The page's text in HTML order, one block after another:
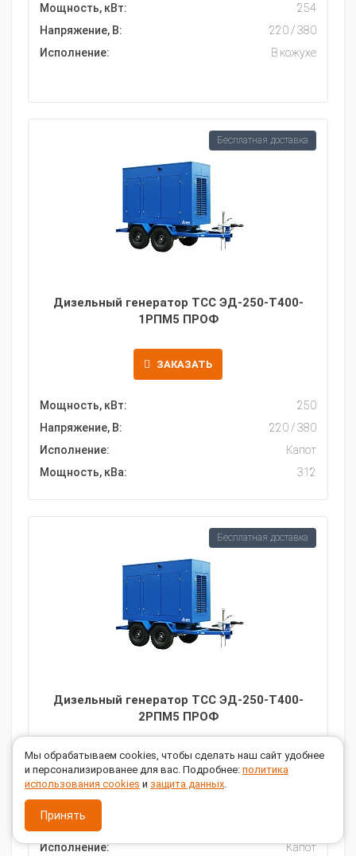
Мощность, кВт:
254
Напряжение, В:
220 / 380
Исполнение:
В кожухе
Дизельный генератор ТСС ЭД-250-Т400-
1РПМ5 ПРОФ
ЗАКАЗАТЬ
Мощность, кВт:
250
Напряжение, В:
220 / 380
Исполнение:
Капот
Мощность, кВа:
312
Бесплатная доставка
Дизельный генератор ТСС ЭД-250-Т400-
2РПМ5 ПРОФ
ЗАКАЗАТЬ
Мощность, кВт:
Напряжение, В:
Исполнение:
Капот
Бесплатная доставка
Мы обрабатываем cookies, чтобы сделать наш сайт удобнее
и персонализированее для вас. Подробнее: политика
использования cookies и защита данных.
Принять